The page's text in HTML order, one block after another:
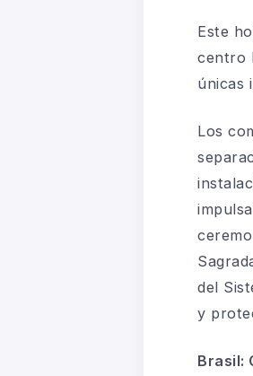
Este
centro
únicas
Los
del
y
Brasil: